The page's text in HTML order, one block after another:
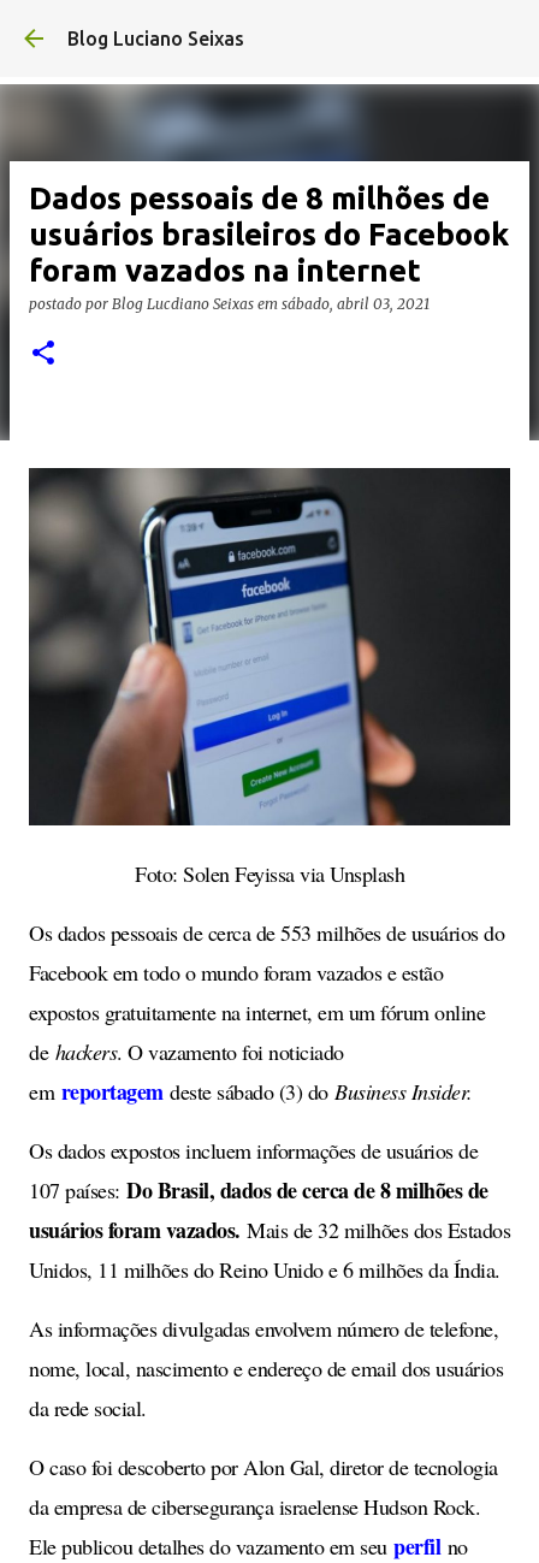
Pular para o conteúdo principal
Blog Luciano Seixas
Dados pessoais de 8 milhões de
usuários brasileiros do Facebook
foram vazados na internet
postado por Blog Lucdiano Seixas em sábado, abril 03, 2021
Foto: Solen Feyissa via Unsplash
Os dados pessoais de cerca de 553 milhões de usuários do
Facebook em todo o mundo foram vazados e estão
expostos gratuitamente na internet, em um fórum online
de hackers. O vazamento foi noticiado
em reportagemdeste sábado (3) do Business Insider.
Os dados expostos incluem informações de usuários de
107 países: Do Brasil, dados de cerca de 8 milhões de
usuários foram vazados. Mais de 32 milhões dos Estados
Unidos, 11 milhões do Reino Unido e 6 milhões da Índia.
As informações divulgadas envolvem número de telefone,
nome, local, nascimento e endereço de email dos usuários
da rede social.
O caso foi descoberto por Alon Gal, diretor de tecnologia
da empresa de cibersegurança israelense Hudson Rock.
Ele publicou detalhes do vazamento em seu perfilno